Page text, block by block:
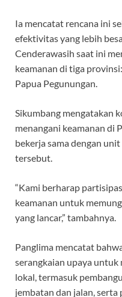
Ia mencatat rencana ini
efektivitas yang lebih
Cenderawasih saat ini
keamanan di tiga
Papua Pegunungan.
Sikumbang mengatakan
menangani keamanan di
bekerja sama dengan
tersebut.
“Kami berharap
keamanan untuk
yang lancar,” tambahnya.
Panglima mencatat
serangkaian upaya
lokal, termasuk
jembatan dan jalan, serta